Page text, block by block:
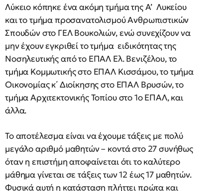
Λύκειο κόπηκε ένα ακόμη τμήμα της Α’ Λυκείου
και το τμήμα προσανατολισμού Ανθρωπιστικών
Σπουδών στο ΓΕΛ Βουκολιών, ενώ συνεχίζουν να
μην έχουν εγκριθεί το τμήμα ειδικότητας της
Νοσηλευτικής από το ΕΠΑΛ Ελ. Βενιζέλου, το
τμήμα Κομμωτικής στο ΕΠΑΛ Κισσάμου, το τμήμα
Οικονομίας κ΄ Διοίκησης στο ΕΠΑΛ Βρυσών, το
τμήμα Αρχιτεκτονικής Τοπίου στο 1ο ΕΠΑΛ, και
άλλα.
Το αποτέλεσμα είναι να έχουμε τάξεις με πολύ
μεγάλο αριθμό μαθητών – κοντά στο 27 συνήθως
όταν η επιστήμη αποφαίνεται ότι το καλύτερο
μάθημα γίνεται σε τάξεις των 12 έως 17 μαθητών.
Φυσικά αυτή η κατάσταση πλήττει πρώτα και